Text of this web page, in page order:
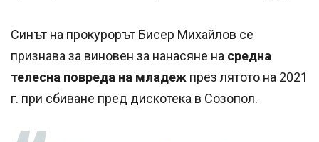
Синът на прокурорът Бисер Михайлов се
признава за виновен за нанасяне на средна
телесна повреда на младеж през лятото на 2021
г. при сбиване пред дискотека в Созопол.